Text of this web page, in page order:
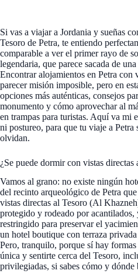
Si vas a viajar a Jordania y sueñas
Tesoro de Petra, te entiendo
comparable a ver el primer rayo de
legendaria, que parece sacada de
Encontrar alojamientos en Petra con
parecer misión imposible, pero en
opciones más auténticas, consejos
monumento y cómo aprovechar al
en trampas para turistas. Aquí va mi
ni postureo, para que tu viaje a Petra
olvidan.
¿Se puede dormir con vistas directas
Vamos al grano: no existe ningún
del recinto arqueológico de Petra
vistas directas al Tesoro (Al
protegido y rodeado por acantilados,
restringido para preservar el
un hotel boutique con terraza
Pero, tranquilo, porque sí hay
única y sentirte cerca del Tesoro,
privilegiadas, si sabes cómo y dónde